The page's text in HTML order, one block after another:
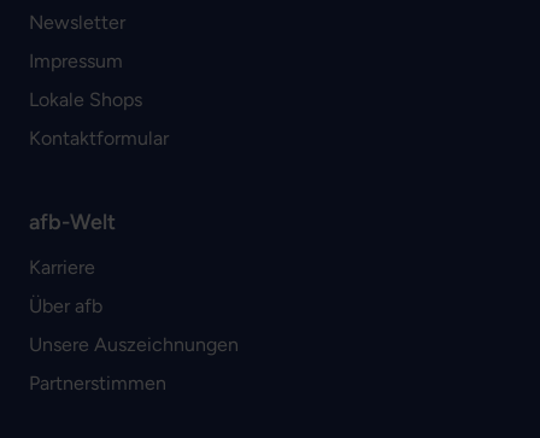
Newsletter
Impressum
Lokale Shops
Kontaktformular
afb-Welt
Karriere
Über afb
Unsere Auszeichnungen
Partnerstimmen